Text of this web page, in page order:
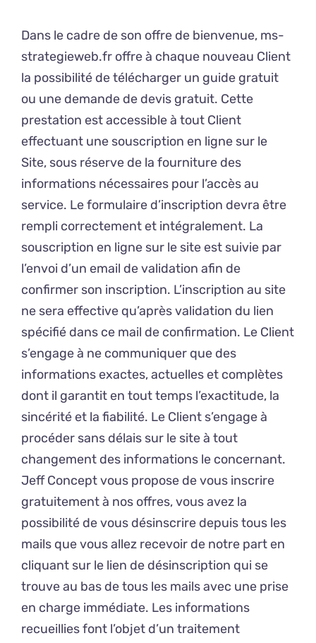
Dans le cadre de son offre de bienvenue, ms-
strategieweb.fr offre à chaque nouveau Client
la possibilité de télécharger un guide gratuit
ou une demande de devis gratuit. Cette
prestation est accessible à tout Client
effectuant une souscription en ligne sur le
Site, sous réserve de la fourniture des
informations nécessaires pour l’accès au
service. Le formulaire d’inscription devra être
rempli correctement et intégralement. La
souscription en ligne sur le site est suivie par
l’envoi d’un email de validation afin de
confirmer son inscription. L’inscription au site
ne sera effective qu’après validation du lien
spécifié dans ce mail de confirmation. Le Client
s’engage à ne communiquer que des
informations exactes, actuelles et complètes
dont il garantit en tout temps l’exactitude, la
sincérité et la fiabilité. Le Client s’engage à
procéder sans délais sur le site à tout
changement des informations le concernant.
Jeff Concept vous propose de vous inscrire
gratuitement à nos offres, vous avez la
possibilité de vous désinscrire depuis tous les
mails que vous allez recevoir de notre part en
cliquant sur le lien de désinscription qui se
trouve au bas de tous les mails avec une prise
en charge immédiate. Les informations
recueillies font l’objet d’un traitement